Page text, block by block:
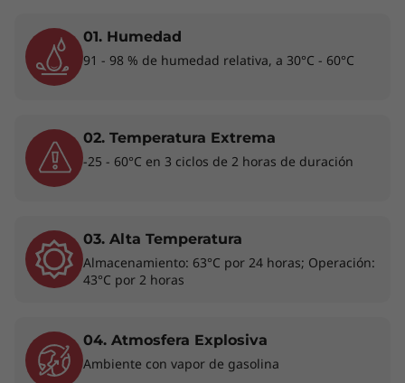
Gran potencia para un rendimiento
estelar
X13 2-en-1 5ta Gen (13”, Intel) que combina
potencia, portabilidad y seguridad. Es ligera y,
por naturaleza, es fácil de transportar, como
Con una batería duradera, tiene energía
durante todo el día. Este dispositivo compacto
está impulsado con el rendimiento de Intel®
Core™ Ultra y está disponible con la tecnología
conquista cargas de trabajo intensivas de
manera rápida y eficiente. Este compañero
01. Humedad
91 - 98 % de humedad relativa, a 30°C - 60°C
02. Temperatura Extrema
-25 - 60°C en 3 ciclos de 2 horas de duración
03. Alta Temperatura
Almacenamiento: 63°C por 24 horas; Operación:
43°C por 2 horas
04. Atmosfera Explosiva
Ambiente con vapor de gasolina